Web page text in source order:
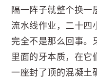
隔一阵子就整个换一
流水线作业，二十四
完全不是那么回事。
里面的牙本质，在它
一座封了顶的混凝土